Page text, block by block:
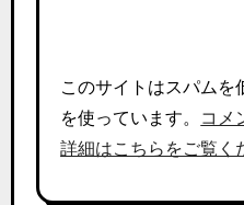
このサイトはスパム
を使っています。 コメ
詳細はこちらをご覧く